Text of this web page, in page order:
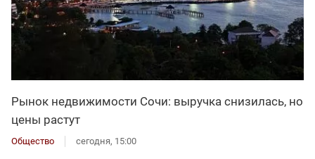
Рынок недвижимости Сочи: выручка снизилась, но
цены растут
Общество сегодня, 15:00